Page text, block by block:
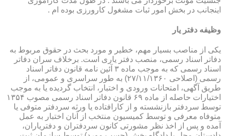
اینجانب در بخش امور ثبات مشغول کارورزی بوده ام .
وظیفه دفتر یار
یكی از مناصب بسیار مهم، خطیر و مورد بحث در حقوق مربوط به
دفاتر اسناد رسمی، منصب دفتر یاری است. برخلاف سران دفاتر
اسناد رسمی كه به موجب ماده ۳ آئین نامه قانون دفاتر اسناد
رسمی (اصلاحی ۲۷/۱۱/۱۳۶۰) به طور سراسری و عمومی، از
طریق آگهی، امتحانات ورودی و اختبار، انتخاب گردیده یا به موجب
اختیارات حاصله از ماده ۶۹ قانون دفاتر اسناد رسمی مصوب ۱۳۵۴
توسط سردفتر بازنشسته و از كارافتاده یا ورثه سردفتر متوفی یا
متوفاه معرفی و توسط كمیسیون منتخب از آنان اختبار به عمل
آمده و پس از اخذ نظر مشورتی كانون سردفتران و دفتریاران،